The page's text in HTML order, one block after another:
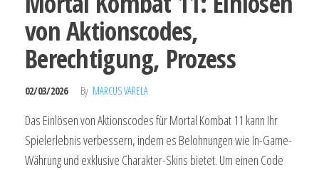
von Aktionscodes,
Berechtigung, Prozess
02/03/2026 By MARCUS VARELA
Das Einlösen von Aktionscodes für Mortal Kombat 11 kann Ihr
Spielerlebnis verbessern, indem es Belohnungen wie In-Game-
Währung und exklusive Charakter-Skins bietet. Um einen Code